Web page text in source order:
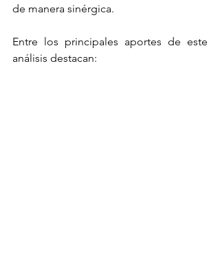
de manera sinérgica.
Entre los principales aportes de este
análisis destacan: